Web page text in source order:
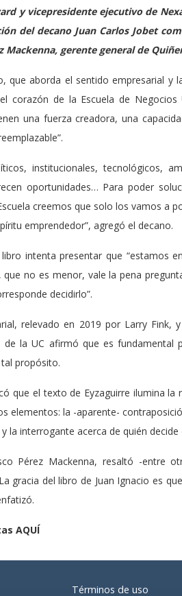
y vicepresidente ejecutivo de
del decano Juan Carlos Jobet
Mackenna, gerente general de
aborda el sentido empresarial y
corazón de la Escuela de
una fuerza creadora, una
institucionales, tecnológicos,
oportunidades… Para poder
creemos que solo los vamos a
emprendedor”, agregó el decano.
intenta presentar que “estamos
no es menor, vale la pena
decidirlo”.
relevado en 2019 por Larry Fink,
la UC afirmó que es fundamental
propósito.
que el texto de Eyzaguirre ilumina la
elementos: la -aparente-
interrogante acerca de quién decide
Pérez Mackenna, resaltó -entre
gracia del libro de Juan Ignacio es
AQUÍ
Términos de uso